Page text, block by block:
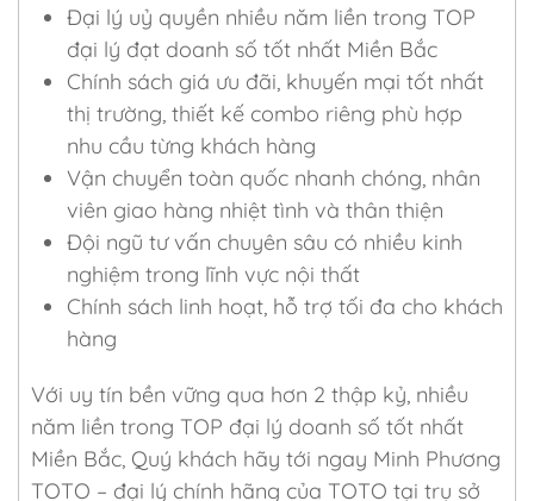
Đại lý uỷ quyền nhiều năm liền trong TOP
đại lý đạt doanh số tốt nhất Miền Bắc
Chính sách giá ưu đãi, khuyến mại tốt nhất
thị trường, thiết kế combo riêng phù hợp
nhu cầu từng khách hàng
Vận chuyển toàn quốc nhanh chóng, nhân
viên giao hàng nhiệt tình và thân thiện
Đội ngũ tư vấn chuyên sâu có nhiều kinh
nghiệm trong lĩnh vực nội thất
Chính sách linh hoạt, hỗ trợ tối đa cho khách
hàng
Với uy tín bền vững qua hơn 2 thập kỷ, nhiều
năm liền trong TOP đại lý doanh số tốt nhất
Miền Bắc, Quý khách hãy tới ngay Minh Phương
TOTO – đại lý chính hãng của TOTO tại trụ sở